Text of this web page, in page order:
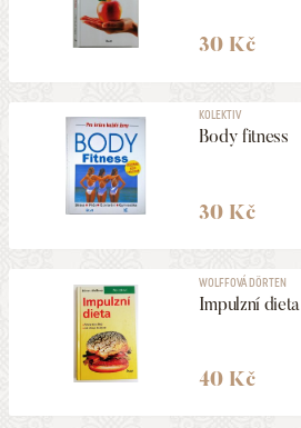
30 Kč
KOLEKTIV
Body fitness
30 Kč
WOLFFOVÁ DÖRTEN
Impulzní dieta
40 Kč